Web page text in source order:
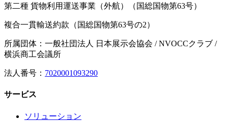
第二種 貨物利用運送事業（外航）（国総国物第63号）
複合一貫輸送約款（国総国物第63号の2）
所属団体：一般社団法人 日本展示会協会 / NVOCCクラブ /
横浜商工会議所
法人番号： 7020001093290
サービス
ソリューション